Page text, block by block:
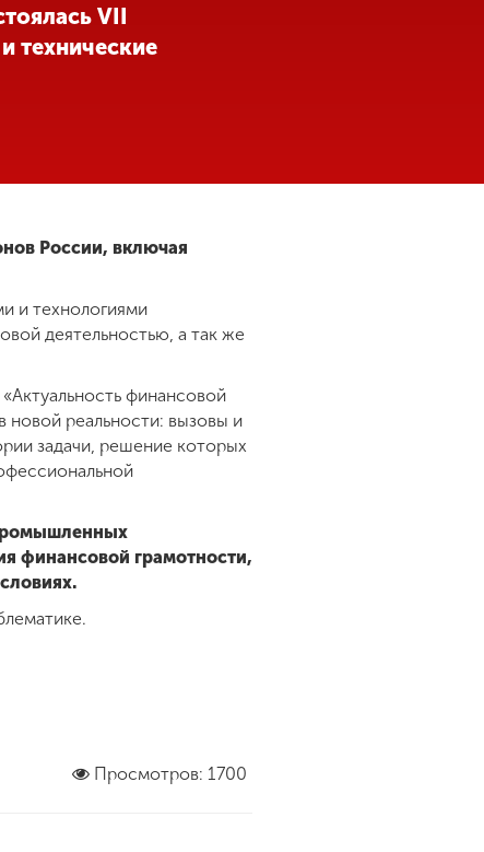
VII
технические
России, включая
и технологиями
деятельностью, а так же
финансовой
новой реальности: вызовы и
задачи, решение которых
финансовой грамотности,
Просмотров: 1700